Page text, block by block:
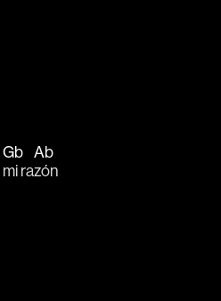
Gb
mi ra
Ab
zón